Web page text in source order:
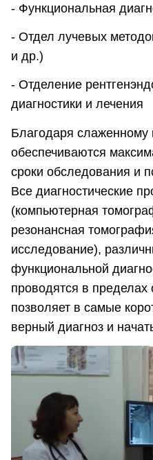
- Функциональная
- Отдел лучевых
и др.)
- Отделение
диагностики и лечения
Благодаря слаженному
обеспечиваются
сроки обследования и
Все диагностические
(компьютерная
резонансная
исследование),
функциональной
проводятся в
позволяет в самые
верный диагноз и